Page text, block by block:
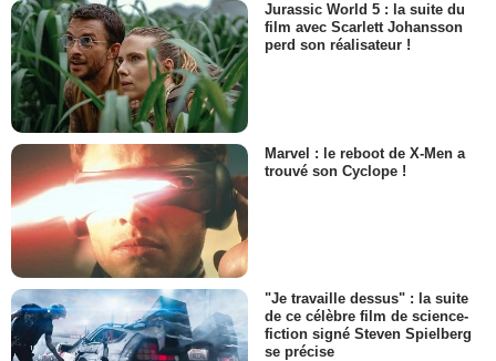
Jurassic World 5 : la suite du
film avec Scarlett Johansson
perd son réalisateur !
Marvel : le reboot de X-Men a
trouvé son Cyclope !
"Je travaille dessus" : la suite
de ce célèbre film de science-
fiction signé Steven Spielberg
se précise